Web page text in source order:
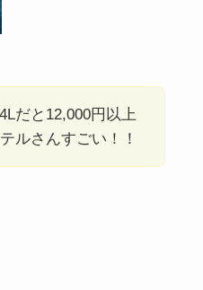
だと12,000円以上
ルさんすごい！！